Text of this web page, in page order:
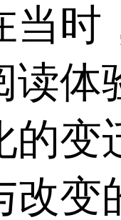
当时
读体
的变
改变